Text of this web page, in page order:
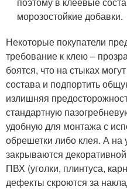
морозостойкие добавки.
Некоторые покупатели
требование к клею –
боятся, что на стыках
состава и подпортить
излишняя
стандартную
удобную для монтажа с
обрешетки либо клея. А на
закрываются
ПВХ (уголки, плинтуса,
дефекты скроются за